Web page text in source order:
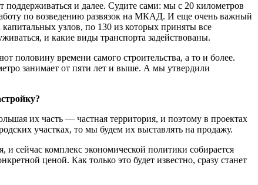
поддерживаться и далее. Судите сами: мы с 20 километров
по возведению развязок на МКАД. И еще очень важный
узлов, по 130 из которых приняты все
и какие виды транспорта задействованы.
половину времени самого строительства, а то и более.
занимает от пяти лет и выше. А мы утвердили
их часть — частная территория, и поэтому в проектах
участках, то мы будем их выставлять на продажу.
и сейчас комплекс экономической политики собирается
ценой. Как только это будет известно, сразу станет